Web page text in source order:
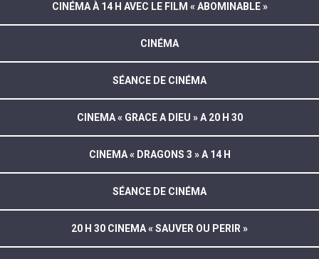
CINÉMA À 14 H AVEC LE FILM « ABOMINABLE »
CINÉMA
SÉANCE DE CINÉMA
CINEMA « GRACE A DIEU » A 20 H 30
CINEMA « DRAGONS 3 » A 14 H
SÉANCE DE CINÉMA
20 H 30 CINEMA « SAUVER OU PERIR »